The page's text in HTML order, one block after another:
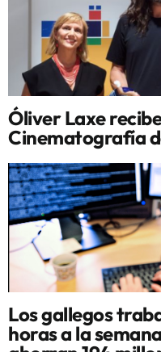
Óliver Laxe
Cinematografía
Los gallegos
horas a la